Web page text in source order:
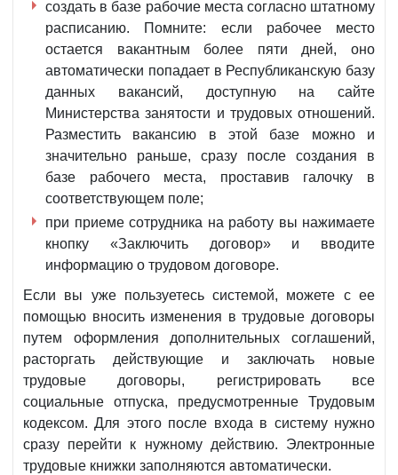
создать в базе рабочие места согласно штатному
расписанию. Помните: если рабочее место
остается вакантным более пяти дней, оно
автоматически попадает в Республиканскую базу
данных вакансий, доступную на сайте
Министерства занятости и трудовых отношений.
Разместить вакансию в этой базе можно и
значительно раньше, сразу после создания в
базе рабочего места, проставив галочку в
соответствующем поле;
при приеме сотрудника на работу вы нажимаете
кнопку «Заключить договор» и вводите
информацию о трудовом договоре.
Если вы уже пользуетесь системой, можете с ее
помощью вносить изменения в трудовые договоры
путем оформления дополнительных соглашений,
расторгать действующие и заключать новые
трудовые договоры, регистрировать все
социальные отпуска, предусмотренные Трудовым
кодексом. Для этого после входа в систему нужно
сразу перейти к нужному действию. Электронные
трудовые книжки заполняются автоматически.